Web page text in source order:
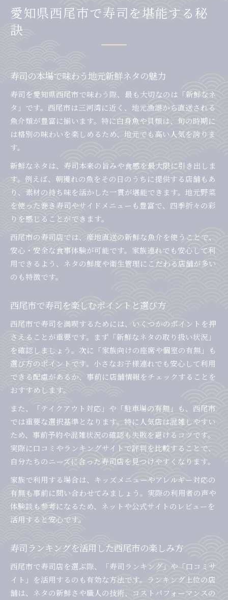
寿司の味を左右する新鮮食材の見極め方
愛知県西尾市で寿司に使われる旬のネタ紹介
家族で楽しむ西尾市寿司体験ガイド
家族向け寿司愛知県西尾市の利用アイデア
寿司ランチで家族が満足するポイント解説
寿司愛知県西尾市で子連れに優しい工夫とは
ランチにおすすめしたい西尾市寿司特集
寿司ランチで選ぶ西尾市おすすめのポイント
愛知県西尾市でランチ寿司を楽しむコツ
寿司愛知県西尾市でお得なランチ体験法
西尾寿司ランキングで見るランチ人気店
ランチタイム限定の寿司メニュー活用術
テイクアウト派も満足の寿司選び術
寿司愛知県西尾市のテイクアウト活用法
寿司テイクアウト選びのポイントと注意点
西尾市で人気の寿司テイクアウト事情
家で楽しむ寿司愛知県西尾市のおすすめ方法
旬ネタに注目する西尾市寿司の魅力
寿司愛知県西尾市で味わう旬のネタ特集
季節ごとに変わる寿司ネタの楽しみ方
寿司ランキング常連の旬ネタとは何か
寿司愛知県西尾市で旬食材を味わう理由
旬の寿司ネタで西尾市の魅力を再発見
愛知県西尾市で寿司を堪能する秘
訣
寿司の本場で味わう地元新鮮ネタの魅力
寿司を愛知県西尾市で味わう際、最も大切なのは「新鮮なネ
タ」です。西尾市は三河湾に近く、地元漁港から直送される
魚介類が豊富に揃います。特に白身魚や貝類は、旬の時期に
は格別の味わいを楽しめるため、地元でも高い人気を誇りま
す。
新鮮なネタは、寿司本来の旨みや食感を最大限に引き出しま
す。例えば、朝獲れの魚をその日のうちに提供する店舗もあ
り、素材の持ち味を活かした一貫が堪能できます。地元野菜
を使った巻き寿司やサイドメニューも豊富で、四季折々の彩
りを感じることができます。
西尾市の寿司店では、産地直送の新鮮な魚介を使うことで、
安心・安全な食事体験が可能です。家族連れでも安心して利
用できるよう、ネタの鮮度や衛生管理にこだわる店舗が多い
のも特徴です。
西尾市で寿司を楽しむポイントと選び方
西尾市で寿司を満喫するためには、いくつかのポイントを押
さえることが重要です。まず「新鮮なネタの取り扱い状況」
を確認しましょう。次に「家族向けの座席や個室の有無」も
選び方のポイントです。小さなお子様連れでも安心して利用
できる配慮があるか、事前に店舗情報をチェックすることを
おすすめします。
また、「テイクアウト対応」や「駐車場の有無」も、西尾市
では重要な選択基準となります。特に人気店は混雑しやすい
ため、事前予約や混雑状況の確認も失敗を避けるコツです。
実際に口コミやランキングサイトで評判を比較することで、
自分たちのニーズに合った寿司店を見つけやすくなります。
家族で利用する場合は、キッズメニューやアレルギー対応の
有無も事前に問い合わせてみましょう。実際の利用者の声や
体験談も参考になるため、ネットや公式サイトのレビューを
活用すると安心です。
寿司ランキングを活用した西尾市の楽しみ方
西尾市で寿司店を選ぶ際、「寿司ランキング」や「口コミサ
イト」を活用するのも有効な方法です。ランキング上位の店
舗は、ネタの新鮮さや職人の技術、コストパフォーマンスの